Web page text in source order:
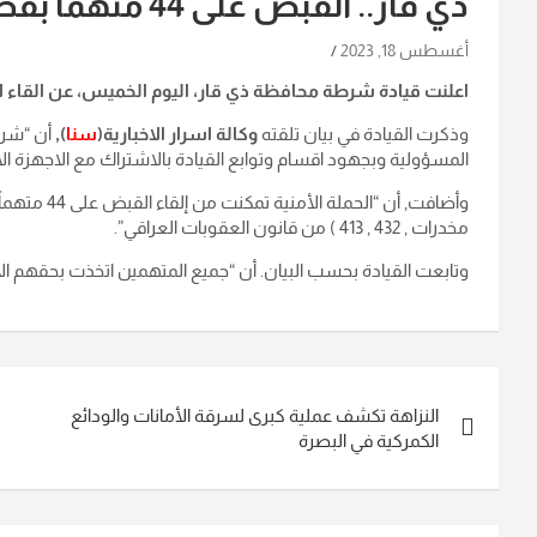
أغسطس 18, 2023
اعلنت قيادة شرطة محافظة ذي قار، اليوم الخميس، عن القاء القبض على 44 متهمًا بقضايا جنائية مختلفة
وذكرت القيادة في بيان تلقتهوكالة اسرار الاخبارية(سنا), أن
المسؤولية وبجهود اقسام وتوابع القيادة بالاشتراك مع الاجهزة
مخدرات , 432 , 413 ) من قانون العقوبات العراقي”.
وتابعت القيادة بحسب البيان. أن “جميع المتهمين اتخذت بحقهم
المقالات
النزاهة تكشف عملية كبرى لسرقة الأمانات والودائع
الكمركية في البصرة